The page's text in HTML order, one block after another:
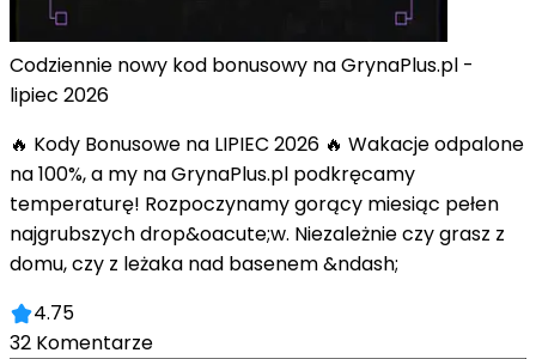
Codziennie nowy kod bonusowy na GrynaPlus.pl -
lipiec 2026
🔥 Kody Bonusowe na LIPIEC 2026 🔥 Wakacje odpalone
na 100%, a my na GrynaPlus.pl podkręcamy
temperaturę! Rozpoczynamy gorący miesiąc pełen
najgrubszych drop&oacute;w. Niezależnie czy grasz z
domu, czy z leżaka nad basenem &ndash;
4.75
32 Komentarze